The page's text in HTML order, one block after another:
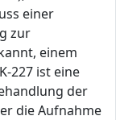
einer
zur
einem
227 ist eine
der
die Aufnahme